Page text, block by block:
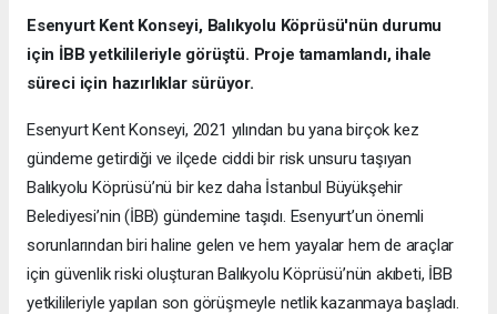
Esenyurt Kent Konseyi, Balıkyolu Köprüsü'nün durumu
için İBB yetkilileriyle görüştü. Proje tamamlandı, ihale
süreci için hazırlıklar sürüyor.
Esenyurt Kent Konseyi, 2021 yılından bu yana birçok kez
gündeme getirdiği ve ilçede ciddi bir risk unsuru taşıyan
Balıkyolu Köprüsü’nü bir kez daha İstanbul Büyükşehir
Belediyesi’nin (İBB) gündemine taşıdı. Esenyurt’un önemli
sorunlarından biri haline gelen ve hem yayalar hem de araçlar
için güvenlik riski oluşturan Balıkyolu Köprüsü’nün akıbeti, İBB
yetkilileriyle yapılan son görüşmeyle netlik kazanmaya başladı.